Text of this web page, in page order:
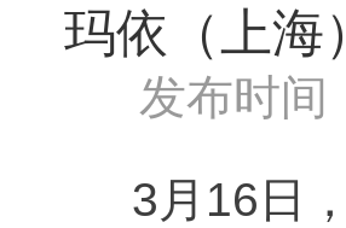
玛依（上海
发布时间
3月16日，